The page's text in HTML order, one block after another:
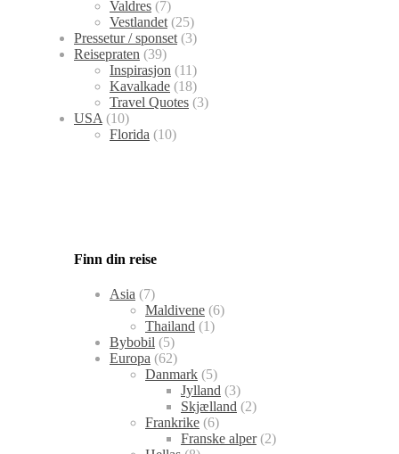
Valdres (7)
Vestlandet (25)
Pressetur / sponset (3)
Reisepraten (39)
Inspirasjon (11)
Kavalkade (18)
Travel Quotes (3)
USA (10)
Florida (10)
Finn din reise
Asia (7)
Maldivene (6)
Thailand (1)
Bybobil (5)
Europa (62)
Danmark (5)
Jylland (3)
Skjælland (2)
Frankrike (6)
Franske alper(2)